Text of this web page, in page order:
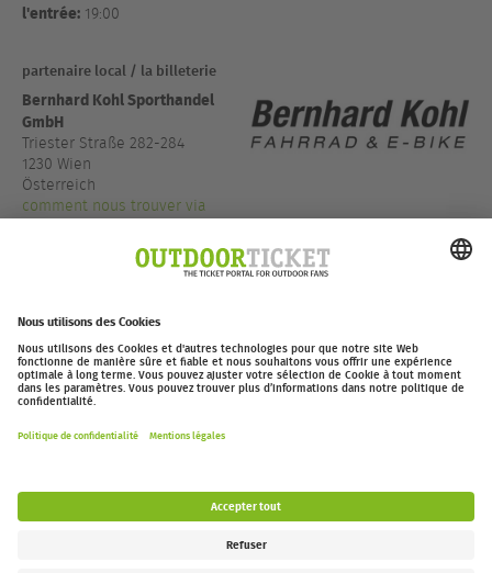
l'entrée: 19:00
partenaire local / la billeterie
Bernhard Kohl Sporthandel
GmbH
Triester Straße 282-284
1230 Wien
Österreich
comment nous trouver via
outdoor-ticket.net– Un projet de
Déclaration d’accessibilité